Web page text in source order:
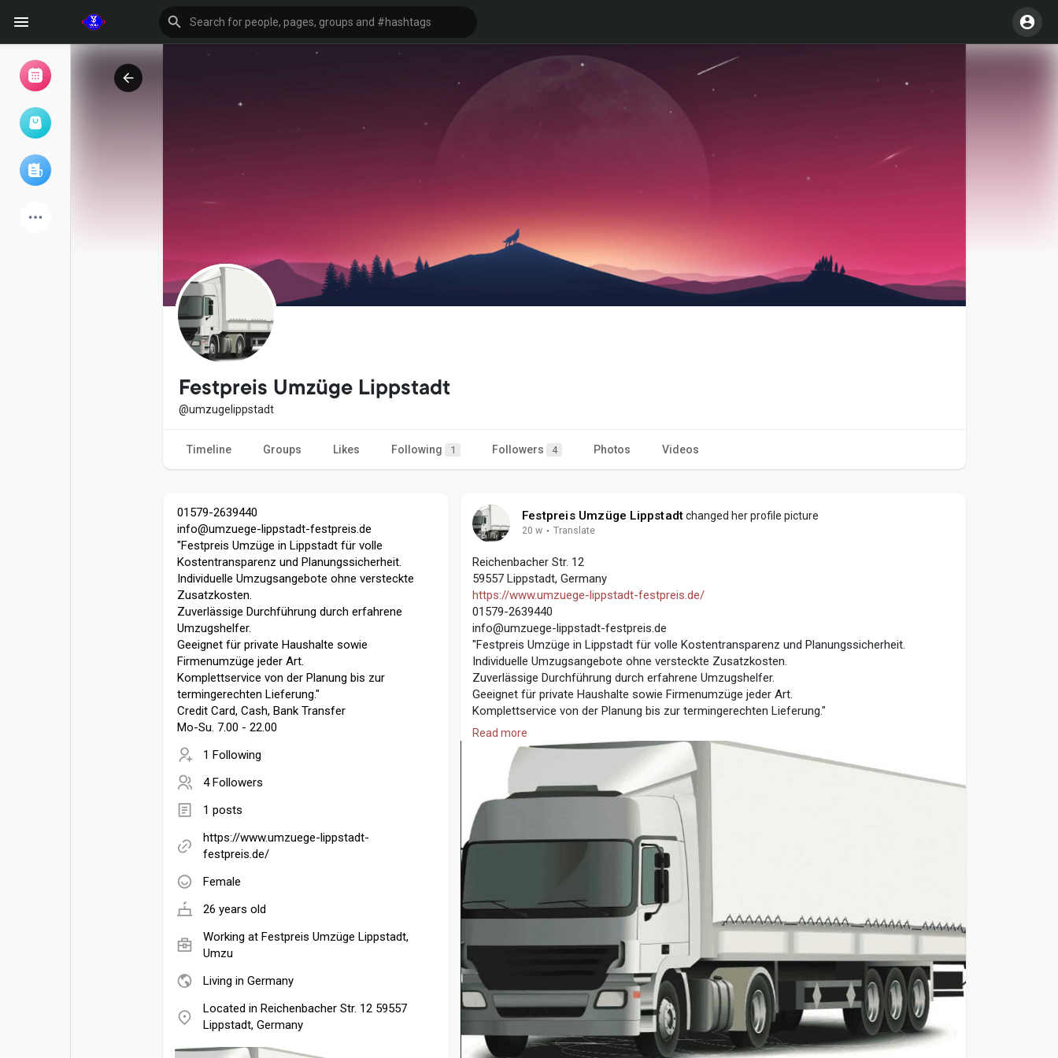
My events
Explore
Games
Festpreis Umzüge Lippstadt
@umzugelippstadt
Timeline Groups Likes Following 1 Followers 4 Photos Videos
01579-2639440
info@umzuege-lippstadt-festpreis.de
"Festpreis Umzüge in Lippstadt für volle
Kostentransparenz und Planungssicherheit.
Individuelle Umzugsangebote ohne versteckte
Zusatzkosten.
Zuverlässige Durchführung durch erfahrene
Umzugshelfer.
Geeignet für private Haushalte sowie
Firmenumzüge jeder Art.
Komplettservice von der Planung bis zur
termingerechten Lieferung."
Credit Card, Cash, Bank Transfer
Mo-Su. 7.00 - 22.00
1 Following
4 Followers
1 posts
https://www.umzuege-lippstadt-
festpreis.de/
Female
26 years old
Working at Festpreis Umzüge Lippstadt,
Umzu
Living in Germany
Located in Reichenbacher Str. 12 59557
Lippstadt, Germany
Festpreis Umzüge Lippstadtchanged her profile picture
20 w · Translate
Reichenbacher Str. 12
59557 Lippstadt, Germany
https://www.umzuege-lippstadt-festpreis.de/
01579-2639440
info@umzuege-lippstadt-festpreis.de
"Festpreis Umzüge in Lippstadt für volle Kostentransparenz und Planungssicherheit.
Individuelle Umzugsangebote ohne versteckte Zusatzkosten.
Zuverlässige Durchführung durch erfahrene Umzugshelfer.
Geeignet für private Haushalte sowie Firmenumzüge jeder Art.
Komplettservice von der Planung bis zur termingerechten Lieferung."
Credit Card, Cash, Bank Transfer
Festpreis Umzüge Lippstadt, Umzugsfirma Lippstadt, Privatumzug, Firmenumzug,
Umzugsservice
Read more